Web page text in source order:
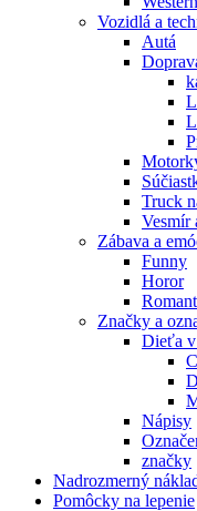
Vozidlá a
Autá
Truck
Vesmír
Zábava a
Funny
Horor
Značky a
Dieťa v
Nápisy
značky
Nadrozmerný
Pomôcky na lepenie